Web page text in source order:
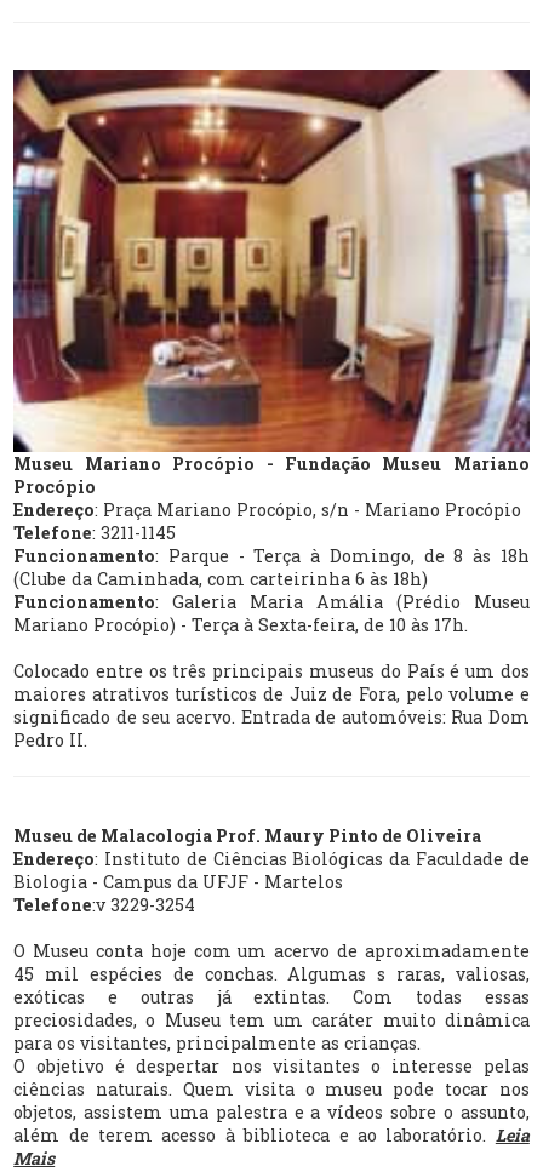
Museu Mariano Procópio - Fundação Museu Mariano
Procópio
Endereço: Praça Mariano Procópio, s/n - Mariano Procópio
Telefone: 3211-1145
Funcionamento: Parque - Terça à Domingo, de 8 às 18h
(Clube da Caminhada, com carteirinha 6 às 18h)
Funcionamento: Galeria Maria Amália (Prédio Museu
Mariano Procópio) - Terça à Sexta-feira, de 10 às 17h.
Colocado entre os três principais museus do País é um dos
maiores atrativos turísticos de Juiz de Fora, pelo volume e
significado de seu acervo. Entrada de automóveis: Rua Dom
Pedro II.
Museu de Malacologia Prof. Maury Pinto de Oliveira
Endereço: Instituto de Ciências Biológicas da Faculdade de
Biologia - Campus da UFJF - Martelos
Telefone:v 3229-3254
O Museu conta hoje com um acervo de aproximadamente
45 mil espécies de conchas. Algumas s raras, valiosas,
exóticas e outras já extintas. Com todas essas
preciosidades, o Museu tem um caráter muito dinâmica
para os visitantes, principalmente as crianças.
O objetivo é despertar nos visitantes o interesse pelas
ciências naturais. Quem visita o museu pode tocar nos
objetos, assistem uma palestra e a vídeos sobre o assunto,
além de terem acesso à biblioteca e ao laboratório. Leia
Mais